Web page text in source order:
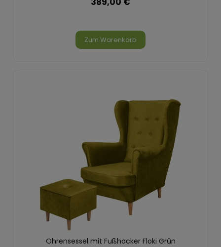
Zum Warenkorb
Ohrensessel mit Fußhocker Floki Grün